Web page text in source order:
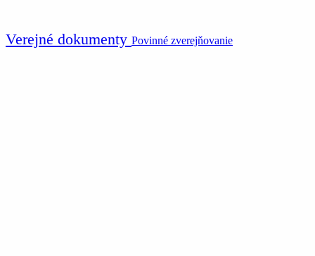
Verejné dokumenty Povinné zverejňovanie